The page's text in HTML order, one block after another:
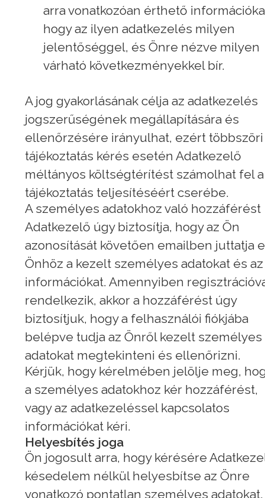
arra vonatkozóan érthető
hogy az ilyen adatkezelés milyen
jelentőséggel, és Önre nézve milyen
várható következményekkel bír.
A jog gyakorlásának célja az adatkezelés
jogszerűségének megállapítására és
ellenőrzésére irányulhat, ezért többszöri
tájékoztatás kérés esetén Adatkezelő
méltányos költségtérítést számolhat fel a
tájékoztatás teljesítéséért cserébe.
A személyes adatokhoz való hozzáférést
Adatkezelő úgy biztosítja, hogy az Ön
azonosítását követően emailben juttatja
Önhöz a kezelt személyes adatokat és az
információkat. Amennyiben
rendelkezik, akkor a hozzáférést úgy
biztosítjuk, hogy a felhasználói fiókjába
belépve tudja az Önről kezelt személyes
adatokat megtekinteni és ellenőrizni.
Kérjük, hogy kérelmében jelölje meg,
a személyes adatokhoz kér hozzáférést,
vagy az adatkezeléssel kapcsolatos
információkat kéri.
Helyesbítés joga
Ön jogosult arra, hogy kérésére
késedelem nélkül helyesbítse az Önre
vonatkozó pontatlan személyes adatokat.